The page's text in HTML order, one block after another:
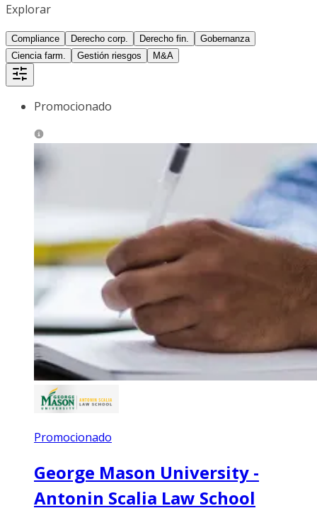
Explorar
Compliance Derecho corp. Derecho fin.
Gobernanza
Ciencia farm.
Gestión riesgos M&A
Promocionado
Promocionado
George Mason University -
Antonin Scalia Law School